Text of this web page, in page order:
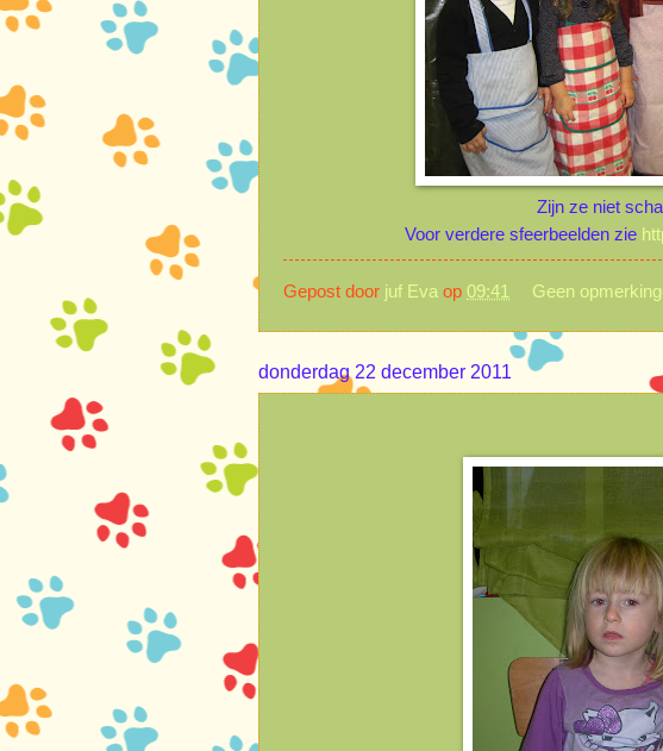
Zijn ze niet
Voor verdere sfeerbeelden zie
Gepost door juf Eva op 09:41 Geen
donderdag 22 december 2011